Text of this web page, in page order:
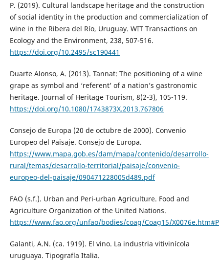
P. (2019). Cultural landscape heritage and the construction
of social identity in the production and commercialization of
wine in the Ribera del Río, Uruguay. WIT Transactions on
Ecology and the Environment, 238, 507-516.
https://doi.org/10.2495/sc190441
Duarte Alonso, A. (2013). Tannat: The positioning of a wine
grape as symbol and ‘referent’ of a nation’s gastronomic
heritage. Journal of Heritage Tourism, 8(2-3), 105-119.
https://doi.org/10.1080/1743873X.2013.767806
Consejo de Europa (20 de octubre de 2000). Convenio
Europeo del Paisaje. Consejo de Europa.
https://www.mapa.gob.es/dam/mapa/contenido/desarrollo-
rural/temas/desarrollo-territorial/paisaje/convenio-
europeo-del-paisaje/090471228005d489.pdf
FAO (s.f.). Urban and Peri-urban Agriculture. Food and
Agriculture Organization of the United Nations.
https://www.fao.org/unfao/bodies/coag/Coag15/
Galanti, A.N. (ca. 1919). El vino. La industria vitivinícola
uruguaya. Tipografía Italia.